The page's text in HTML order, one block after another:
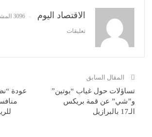
الاقتصاد اليوم 3096 المشاركات
تعليقات
المقال السابق
تساؤلات حول غياب “بوتين”
و”شي” عن قمة بريكس
الـ17 بالبرازيل
عودة